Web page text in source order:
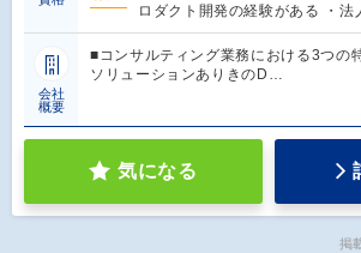
ロダクト開発の経験がある ・
会社
概要
■コンサルティング業務における3つの
ソリューションありきのD…
気になる
掲